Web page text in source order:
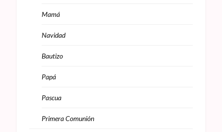
Mamá
Navidad
Bautizo
Papá
Pascua
Primera Comunión